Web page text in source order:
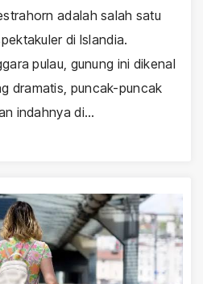
adalah salah satu
di Islandia.
pulau, gunung ini dikenal
dramatis, puncak-puncak
indahnya di…